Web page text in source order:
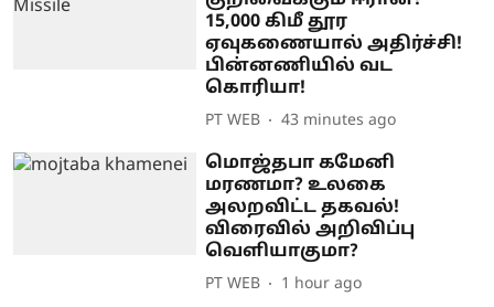
15,000 கிமீ தூர
ஏவுகணையால் அதிர்ச்சி!
பின்னணியில் வட
கொரியா!
PT WEB 43 minutes ago
மொஜ்தபா கமேனி
மரணமா? உலகை
அலறவிட்ட தகவல்!
விரைவில் அறிவிப்பு
வெளியாகுமா?
PT WEB 1 hour ago